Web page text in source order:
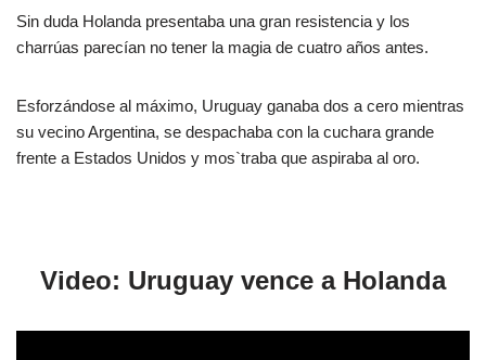
Sin duda Holanda presentaba una gran resistencia y los
charrúas parecían no tener la magia de cuatro años antes.
Esforzándose al máximo, Uruguay ganaba dos a cero mientras
su vecino Argentina, se despachaba con la cuchara grande
frente a Estados Unidos y mos`traba que aspiraba al oro.
Video: Uruguay vence a Holanda